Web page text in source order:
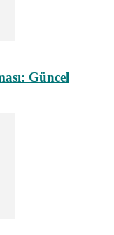
Güncel